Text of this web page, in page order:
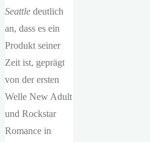
Seattle deutlich
an, dass es ein
Produkt seiner
Zeit ist, geprägt
von der ersten
Welle New Adult
und Rockstar
Romance in